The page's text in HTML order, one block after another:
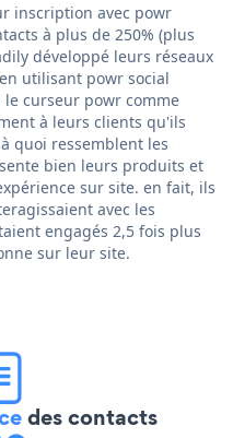
inscription avec powr
à plus de 250% (plus
développé leurs réseaux
utilisant powr social
curseur powr comme
à leurs clients qu'ils
quoi ressemblent les
bien leurs produits et
sur site. en fait, ils
avec les
engagés 2,5 fois plus
sur leur site.
des contacts